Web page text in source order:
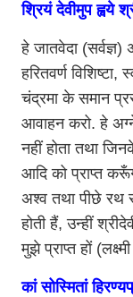
श्रियं देवीमुप ह्वये
हे जातवेदा
हरितवर्ण
चंद्रमा के समान
आवाहन करो. हे
नहीं होता तथा
आदि को प्राप्त
अश्व तथा पीछे रथ
होती हैं, उन्हीं
मुझे प्राप्त हों
कां सोस्मितां